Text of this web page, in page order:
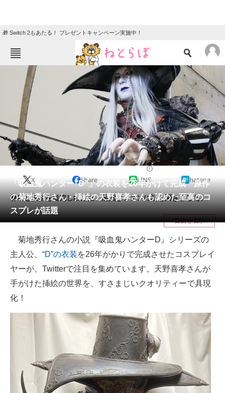
🎁 Switch 2もあたる！ プレゼントキャンペーン実施中！
ねとらぼメニュー
ニュース
エンタメ クイズ
グルメ 地域
住まい 教育・育児
動物 リサーチ
会員記事
メディア
注目記事を集めた総合ページ
ITの今と未来を見通す
スマホと通信の最新トレンド
進化するPCとデバイスの未来
ビジネスと働き方のヒント
AI活用のいまが分かる
企業ITのトレンドを詳説
「吸血鬼ハンター“D”」の衣装を26年かけて完成 原作
の菊地秀行さん・挿絵の天野喜孝さんも認めた至高のコ
スプレが話題
X Share LINE hatena
材料と技術を追究し続けた、熱烈なファンに話を聞きました。
目次を表示
菊地秀行さんの小説『吸血鬼ハンターD』シリーズの
主人公、 “D”の衣装を26年がかりで完成させたコスプレイ
ヤーが、Twitterで注目を集めています。天野喜孝さんが
手がけた挿絵の世界を、すさまじいクオリティーで具現
化！